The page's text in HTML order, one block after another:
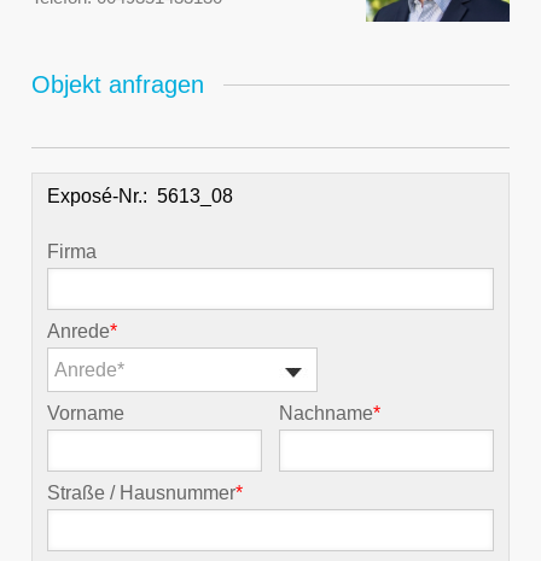
Objekt anfragen
Exposé-Nr.:
Firma
Anrede*
Anrede*
Vorname Nachname*
Straße / Hausnummer*